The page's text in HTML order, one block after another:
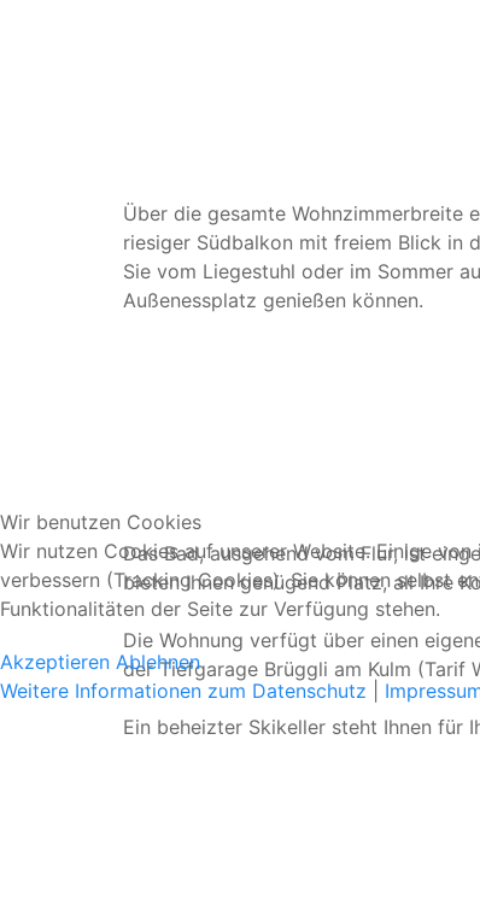
Über die gesamte Wohnzimmerbreite
riesiger Südbalkon mit freiem Blick in
Sie vom Liegestuhl oder im Sommer
Außenessplatz genießen können.
Das Bad, ausgehend vom Flur, ist
bieten Ihnen genügend Platz, all Ihre
Die Wohnung verfügt über einen
der Tiefgarage Brüggli am Kulm (Tarif
Ein beheizter Skikeller steht Ihnen für
Wir benutzen Cookies
Wir nutzen Cookies auf unserer Website. Einige
verbessern (Tracking Cookies). Sie können selbst
Funktionalitäten der Seite zur Verfügung stehen.
Akzeptieren Ablehnen
Weitere Informationen zum Datenschutz